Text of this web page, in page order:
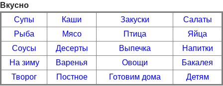
Вкусно
Супы
Каши Закуски
Салаты
Рыба
Мясо Птица
Яйца
Соусы
Десерты Выпечка
Напитки
На зиму
Варенья Овощи
Бакалея
Творог
Постное Готовим дома
Детям